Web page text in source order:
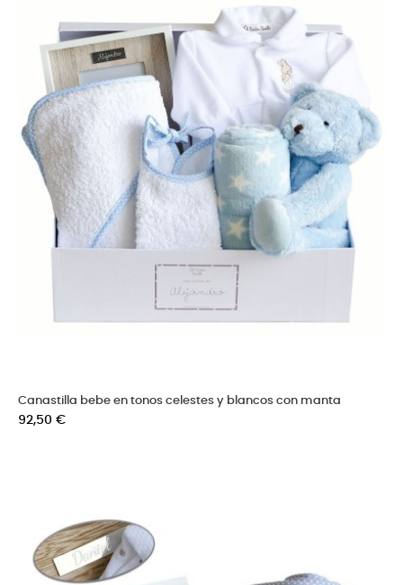
Canastilla bebe en tonos celestes y blancos con manta
Precio
92,50 €